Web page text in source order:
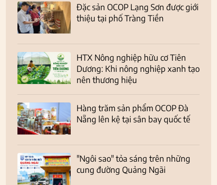
Đặc sản OCOP Lạng Sơn được giới
thiệu tại phố Tràng Tiền
HTX Nông nghiệp hữu cơ Tiên
Dương: Khi nông nghiệp xanh tạo
nên thương hiệu
Hàng trăm sản phẩm OCOP Đà
Nẵng lên kệ tại sân bay quốc tế
"Ngôi sao" tỏa sáng trên những
cung đường Quảng Ngãi